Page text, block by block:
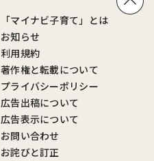
「マイナビ子育て」とは
お知らせ
利用規約
著作権と転載について
プライバシーポリシー
広告出稿について
広告表示について
お問い合わせ
お詫びと訂正